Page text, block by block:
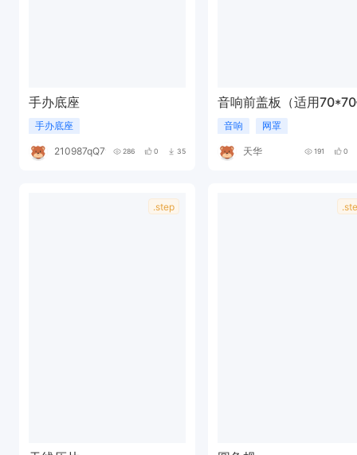
手办底座
手办底座
210987qQ795y 286 0 35
音响前盖板（适用
音响 网罩
天华 191 0
.step